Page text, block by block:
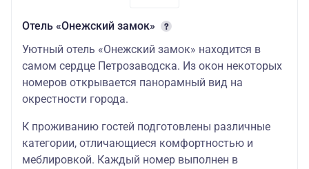
Отель «Онежский замок»
Уютный отель «Онежский замок» находится в
самом сердце Петрозаводска. Из окон некоторых
номеров открывается панорамный вид на
окрестности города.
К проживанию гостей подготовлены различные
категории, отличающиеся комфортностью и
меблировкой. Каждый номер выполнен в